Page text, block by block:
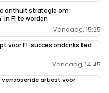
onthult strategie om
F1 te worden
Vandaag, 15:25
voor F1-succes ondanks Red
Vandaag, 14:45
verrassende artiest voor